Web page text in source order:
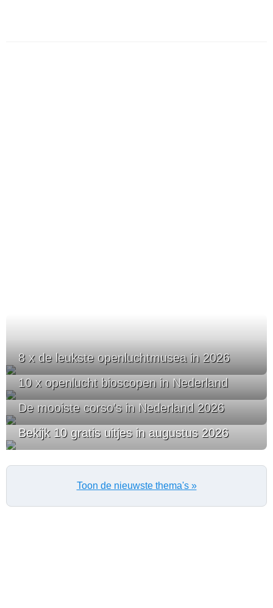
8 x de leukste openluchtmusea in 2026
10 x openlucht bioscopen in Nederland
De mooiste corso's in Nederland 2026
Bekijk 10 gratis uitjes in augustus 2026
Toon de nieuwste thema's »